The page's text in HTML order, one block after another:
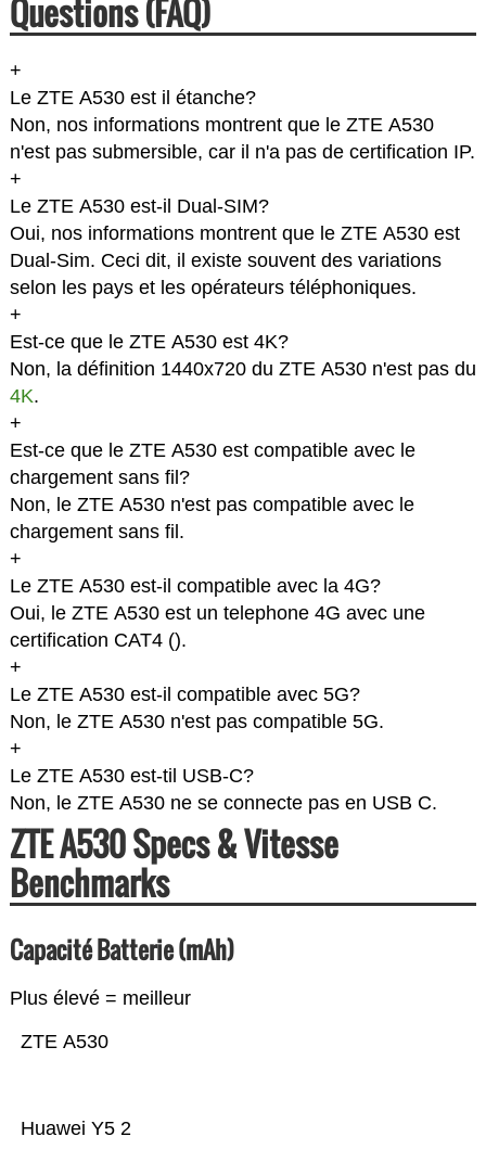
Questions (FAQ)
+
Le ZTE A530 est il étanche?
Non, nos informations montrent que le ZTE A530
n'est pas submersible, car il n'a pas de certification IP.
+
Le ZTE A530 est-il Dual-SIM?
Oui, nos informations montrent que le ZTE A530 est
Dual-Sim. Ceci dit, il existe souvent des variations
selon les pays et les opérateurs téléphoniques.
+
Est-ce que le ZTE A530 est 4K?
Non, la définition 1440x720 du ZTE A530 n'est pas du
4K.
+
Est-ce que le ZTE A530 est compatible avec le
chargement sans fil?
Non, le ZTE A530 n'est pas compatible avec le
chargement sans fil.
+
Le ZTE A530 est-il compatible avec la 4G?
Oui, le ZTE A530 est un telephone 4G avec une
certification CAT4 ().
+
Le ZTE A530 est-il compatible avec 5G?
Non, le ZTE A530 n'est pas compatible 5G.
+
Le ZTE A530 est-til USB-C?
Non, le ZTE A530 ne se connecte pas en USB C.
ZTE A530 Specs & Vitesse
Benchmarks
Capacité Batterie (mAh)
Plus élevé = meilleur
Huawei Y5 2
ZTE A530